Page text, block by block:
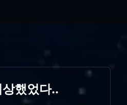
했었다..